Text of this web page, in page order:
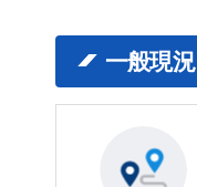
一般現況